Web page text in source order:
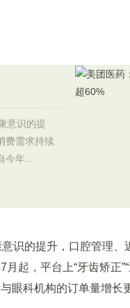
意识的提
费需求持续
年...
的提升，口腔管理、
起，平台上“牙齿矫正
眼科机构的订单量增长